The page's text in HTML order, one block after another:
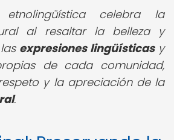
celebra la
al resaltar la belleza y
expresiones lingüísticasy
de cada comunidad,
y la apreciación de la
.